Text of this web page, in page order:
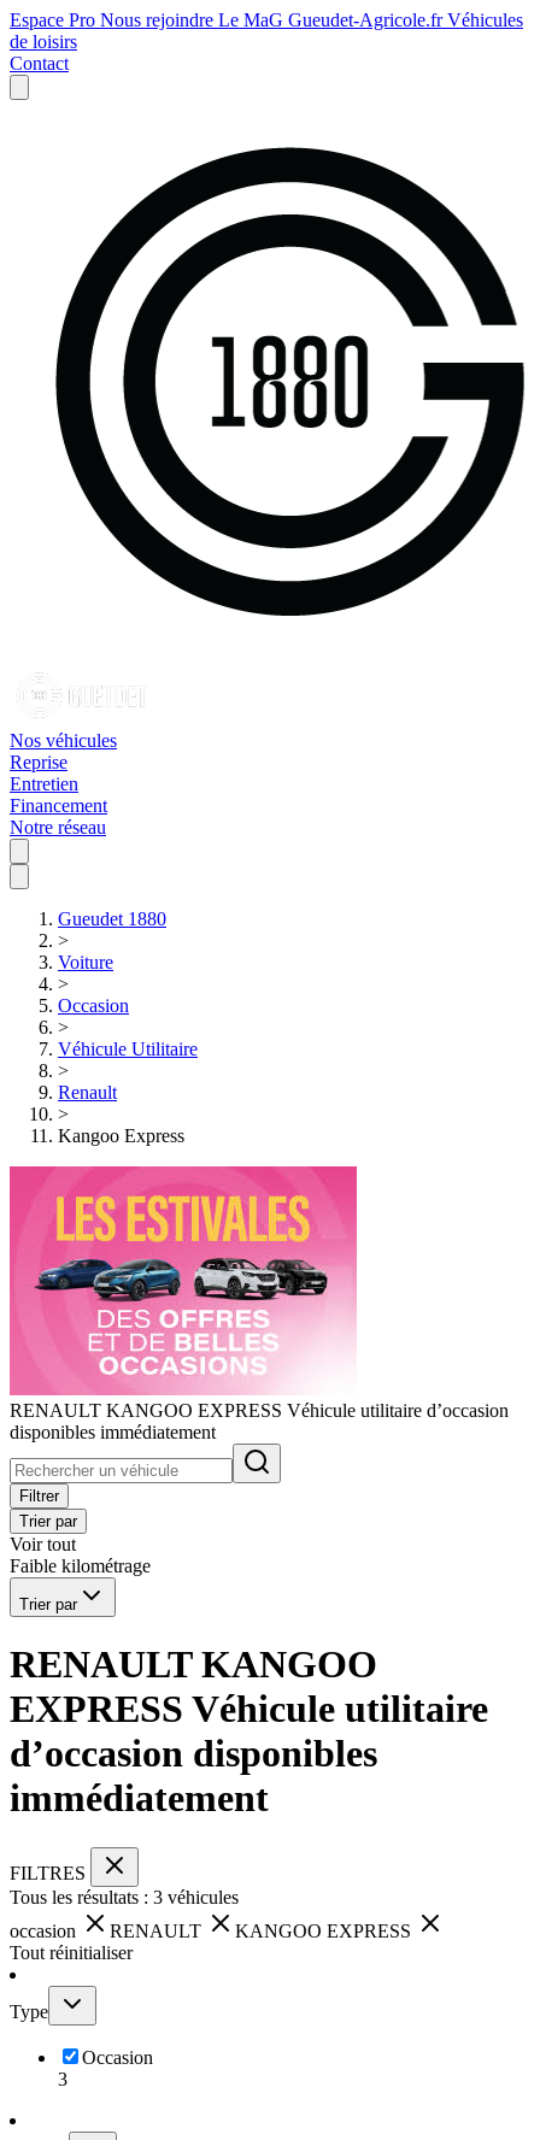
Espace Pro Nous rejoindre Le MaG Gueudet-Agricole.frVéhicules
de loisirs
Contact
Nos véhicules
Reprise
Entretien
Financement
Notre réseau
Gueudet 1880
>
Voiture
>
Occasion
>
Véhicule Utilitaire
>
Renault
>
Kangoo Express
RENAULT KANGOO EXPRESS Véhicule utilitaire d’occasion
disponibles immédiatement
Filtrer
Trier par
Voir tout
Faible kilométrage
Trier par
RENAULT KANGOO
EXPRESS Véhicule utilitaire
d’occasion disponibles
immédiatement
FILTRES
Tous les résultats : 3 véhicules
occasion
RENAULT
KANGOO EXPRESS
Tout réinitialiser
Type
Occasion
3